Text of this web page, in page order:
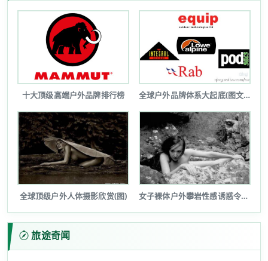
十大顶级高端户外品牌排行榜 全球户外品牌体系大起底(图文详解)
全球顶级户外人体摄影欣赏(图) 女子裸体户外攀岩性感诱惑令人瞠目(图...
旅途奇闻